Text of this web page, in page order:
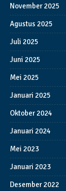
November 2025
Agustus 2025
Juli 2025
Juni 2025
Mei 2025
Januari 2025
Oktober 2024
Januari 2024
Mei 2023
Januari 2023
Desember 2022